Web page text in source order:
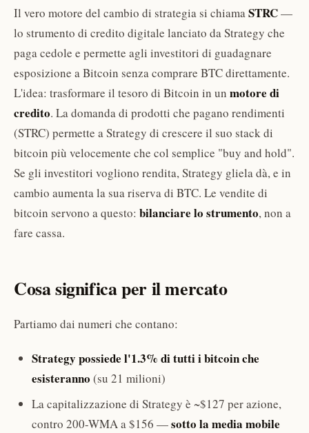
Il vero motore del cambio di strategia si chiamaSTRC—
lo strumento di credito digitale lanciato da Strategy che
paga cedole e permette agli investitori di guadagnare
esposizione a Bitcoin senza comprare BTC direttamente.
L'idea: trasformare il tesoro di Bitcoin in un motore di
credito. La domanda di prodotti che pagano rendimenti
(STRC) permette a Strategy di crescere il suo stack di
bitcoin più velocemente che col semplice "buy and hold".
Se gli investitori vogliono rendita, Strategy gliela dà, e in
cambio aumenta la sua riserva di BTC. Le vendite di
bitcoin servono a questo: bilanciare lo strumento, non a
fare cassa.
Cosa significa per il mercato
Partiamo dai numeri che contano:
Strategy possiede l'1.3% di tutti i bitcoin che
esisteranno (su 21 milioni)
La capitalizzazione di Strategy è ~$127 per azione,
contro 200-WMA a $156 —sotto la media mobile